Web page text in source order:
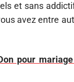
et sans
avez entre
pour